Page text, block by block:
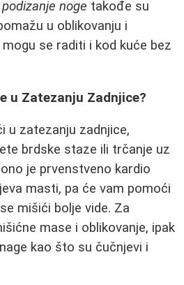
noge takođe su
u oblikovanju i
se raditi i kod kuće bez
u Zatezanju Zadnjice?
u zatezanju zadnjice,
brdske staze ili trčanje uz
je prvenstveno kardio
masti, pa će vam pomoći
mišići bolje vide. Za
mase i oblikovanje, ipak
kao što su čučnjevi i